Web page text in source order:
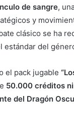
de sangre,
y
clásico se ha
estándar del
el pack jugable
50.000 créditos
del Dragón